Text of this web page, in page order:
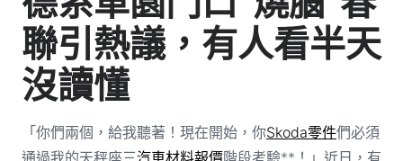
聯引熱議，有人看半天
沒讀懂
「你們兩個，給我聽著！現在開始，你Skoda零件們必須
通過我的天秤座三汽車材料報價階段考驗**！」近日，有